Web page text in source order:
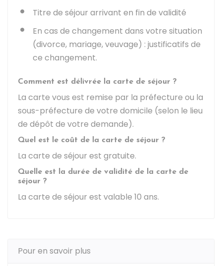
Titre de séjour arrivant en fin de validité
En cas de changement dans votre situation
(divorce, mariage, veuvage) : justificatifs de
ce changement.
Comment est délivrée la carte de séjour ?
La carte vous est remise par la préfecture ou la
sous-préfecture de votre domicile (selon le lieu
de dépôt de votre demande).
Quel est le coût de la carte de séjour ?
La carte de séjour est gratuite.
Quelle est la durée de validité de la carte de
séjour ?
La carte de séjour est valable 10 ans.
Pour en savoir plus